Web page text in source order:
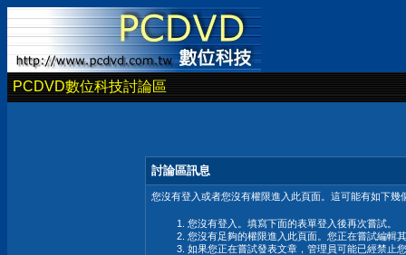
PCDVD數位科技討論區
討論區訊息
您沒有登入或者您沒有權限進入此頁面。這可能有如下幾
您沒有登入。填寫下面的表單登入後再次嘗試。
您沒有足夠的權限進入此頁面。您正在嘗試編輯
如果您正在嘗試發表文章，管理員可能已經禁止